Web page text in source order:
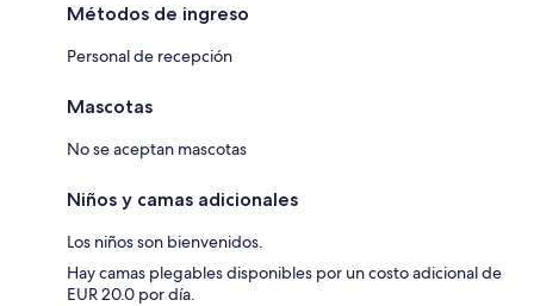
Métodos de ingreso
Personal de recepción
Mascotas
No se aceptan mascotas
Niños y camas adicionales
Los niños son bienvenidos.
Hay camas plegables disponibles por un costo adicional de
EUR 20.0 por día.